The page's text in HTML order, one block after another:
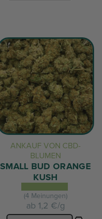
ANKAUF VON CBD-
BLUMEN
SMALL BUD ORANGE
KUSH
(4 Meinungen)
ab 1,2 €/g